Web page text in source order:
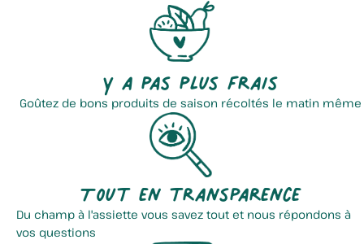
Verger Terroir Du Nord
Y a pas plus frais
Goûtez de bons produits de saison récoltés le matin même
Tout en transparence
Du champ à l'assiette vous savez tout et nous répondons à
vos questions